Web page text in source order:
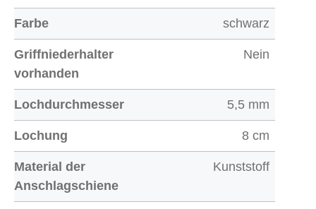
Farbe schwarz
Griffniederhalter
vorhanden
Nein
Lochdurchmesser 5,5 mm
Lochung 8 cm
Material der
Anschlagschiene
Kunststoff